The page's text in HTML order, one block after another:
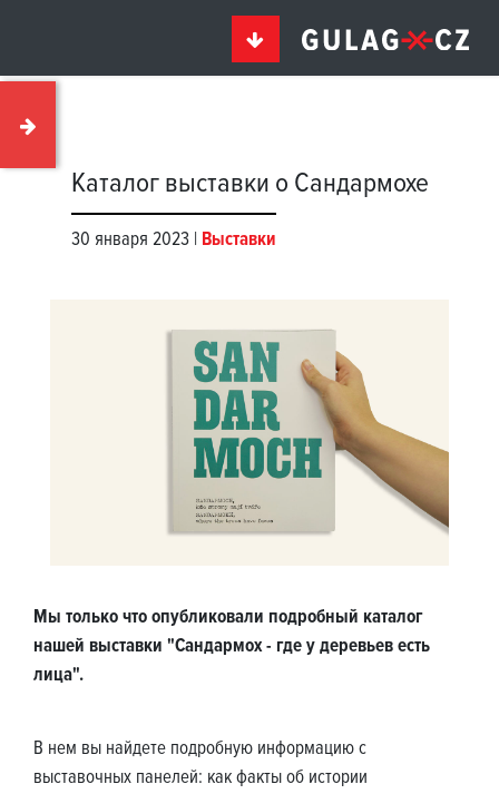
Каталог выставки о Сандармохе
30 января 2023 | Выставки
Мы только что опубликовали подробный каталог
нашей выставки "Сандармох - где у деревьев есть
лица".
В нем вы найдете подробную информацию с
выставочных панелей: как факты об истории